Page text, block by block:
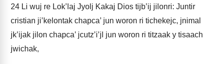
24 Li wuj re Lok’laj Jyolj Kakaj Dios tijb’ij jilonri: Juntir
cristian ji’kelontak chapca’ jun woron ri tichekejc, jnimal
jk’ijak jilon chapca’ jcutz’i’jl jun woron ri titzaak y tisaach
jwichak,